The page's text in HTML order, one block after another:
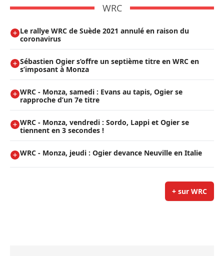
WRC
Le rallye WRC de Suède 2021 annulé en raison du
coronavirus
Sébastien Ogier s’offre un septième titre en WRC en
s’imposant à Monza
WRC - Monza, samedi : Evans au tapis, Ogier se
rapproche d’un 7e titre
WRC - Monza, vendredi : Sordo, Lappi et Ogier se
tiennent en 3 secondes !
WRC - Monza, jeudi : Ogier devance Neuville en Italie
+ sur WRC